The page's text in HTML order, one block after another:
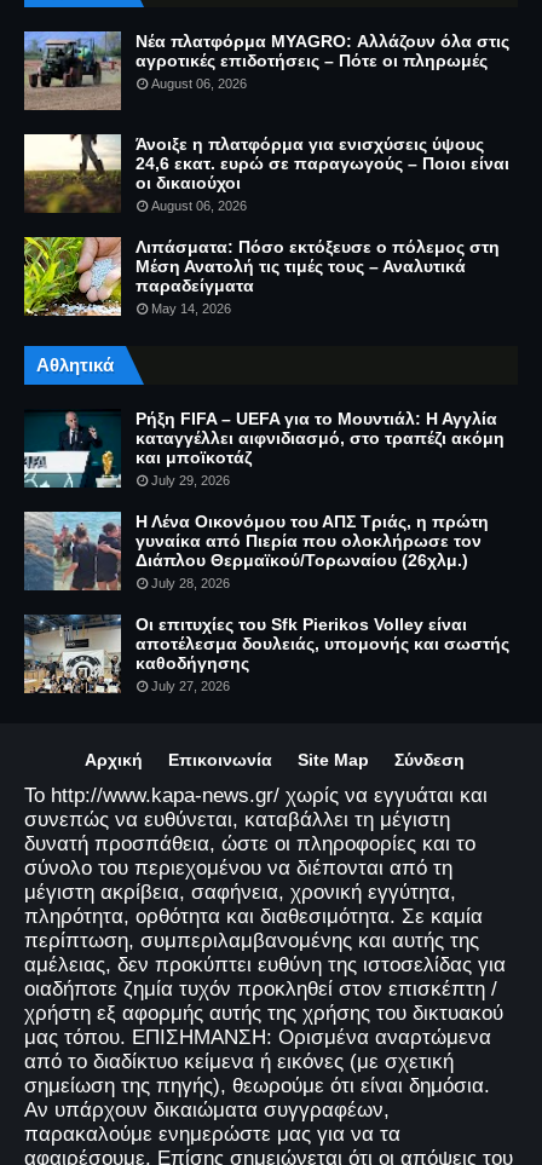
Νέα πλατφόρμα MYAGRO: Αλλάζουν όλα στις
αγροτικές επιδοτήσεις – Πότε οι πληρωμές
August 06, 2026
Άνοιξε η πλατφόρμα για ενισχύσεις ύψους
24,6 εκατ. ευρώ σε παραγωγούς – Ποιοι είναι
οι δικαιούχοι
August 06, 2026
Λιπάσματα: Πόσο εκτόξευσε ο πόλεμος στη
Μέση Ανατολή τις τιμές τους – Αναλυτικά
παραδείγματα
May 14, 2026
Αθλητικά
Ρήξη FIFA – UEFA για το Μουντιάλ: Η Αγγλία
καταγγέλλει αιφνιδιασμό, στο τραπέζι ακόμη
και μποϊκοτάζ
July 29, 2026
Η Λένα Οικονόμου του ΑΠΣ Τριάς, η πρώτη
γυναίκα από Πιερία που ολοκλήρωσε τον
Διάπλου Θερμαϊκού/Τορωναίου (26χλμ.)
July 28, 2026
Οι επιτυχίες του Sfk Pierikos Volley είναι
αποτέλεσμα δουλειάς, υπομονής και σωστής
καθοδήγησης
July 27, 2026
Αρχική Επικοινωνία Site Map Σύνδεση
Το http://www.kapa-news.gr/ χωρίς να εγγυάται και
συνεπώς να ευθύνεται, καταβάλλει τη μέγιστη
δυνατή προσπάθεια, ώστε οι πληροφορίες και το
σύνολο του περιεχομένου να διέπονται από τη
μέγιστη ακρίβεια, σαφήνεια, χρονική εγγύτητα,
πληρότητα, ορθότητα και διαθεσιμότητα. Σε καμία
περίπτωση, συμπεριλαμβανομένης και αυτής της
αμέλειας, δεν προκύπτει ευθύνη της ιστοσελίδας για
οιαδήποτε ζημία τυχόν προκληθεί στον επισκέπτη /
χρήστη εξ αφορμής αυτής της χρήσης του δικτυακού
μας τόπου. ΕΠΙΣΗΜΑΝΣΗ: Ορισμένα αναρτώμενα
από το διαδίκτυο κείμενα ή εικόνες (με σχετική
σημείωση της πηγής), θεωρούμε ότι είναι δημόσια.
Αν υπάρχουν δικαιώματα συγγραφέων,
παρακαλούμε ενημερώστε μας για να τα
αφαιρέσουμε. Επίσης σημειώνεται ότι οι απόψεις του